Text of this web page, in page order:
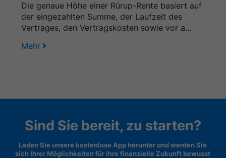
Die genaue Höhe einer Rürup-Rente basiert auf
der eingezahlten Summe, der Laufzeit des
Vertrages, den Vertragskosten sowie vor a...
Mehr
Sind Sie bereit, zu starten?
Laden Sie unsere kostenlose App herunter und werden Sie
sich Ihrer Möglichkeiten für Ihre finanzielle Zukunft bewusst